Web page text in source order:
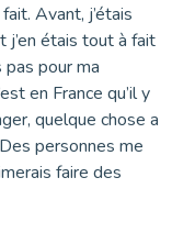
Avant, j’étais
étais tout à fait
pas pour ma
en France qu’il y
quelque chose a
personnes me
faire des